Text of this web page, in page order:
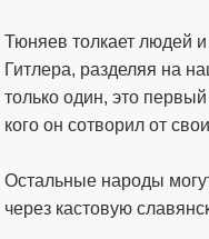
Тюняев толкает людей
Гитлера, разделяя на
только один, это
кого он сотворил от
Остальные народы
через кастовую